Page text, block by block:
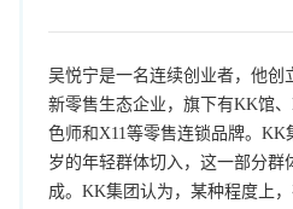
吴悦宁是一名连续创业者，他创
新零售生态企业，旗下有KK馆
色师和X11等零售连锁品牌。KK
岁的年轻群体切入，这一部分群
成。KK集团认为，某种程度上